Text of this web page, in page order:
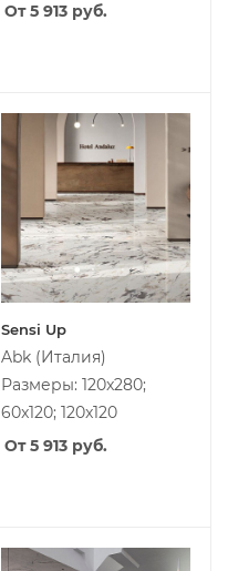
От 5 913 руб.
Sensi Up
Abk (Италия)
Размеры: 120x280;
60x120; 120x120
От 5 913 руб.